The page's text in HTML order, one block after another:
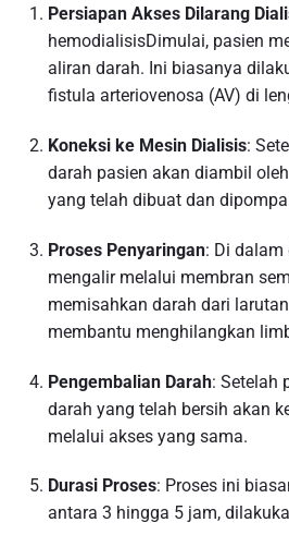
Persiapan Akses Dilarang
hemodialisisDimulai, pasien
aliran darah. Ini biasanya
fistula arteriovenosa (AV) di
Koneksi ke Mesin Dialisis:
darah pasien akan diambil
yang telah dibuat dan
Proses Penyaringan: Di dalam
mengalir melalui membran
memisahkan darah dari
membantu menghilangkan
Pengembalian Darah: Setelah
darah yang telah bersih akan
melalui akses yang sama.
Durasi Proses: Proses ini
antara 3 hingga 5 jam,